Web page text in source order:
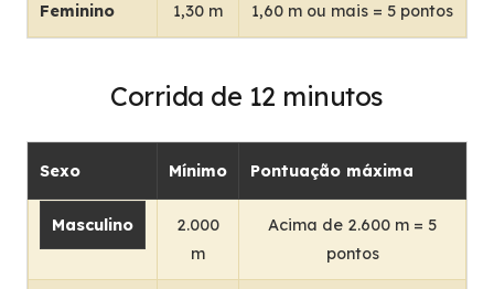
Feminino 1,30 m 1,60 m ou mais = 5 pontos
Corrida de 12 minutos
Sexo Mínimo Pontuação máxima
Masculino
2.000
m
Acima de 2.600 m = 5
pontos